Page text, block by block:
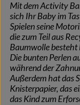
Mit dem Activity
sich Ihr Baby im
Spielen seine
die zum Teil aus
Baumwolle besteht
Die bunten Perlen
während der
Außerdem hat das
Knisterpapier, das
das Kind zum